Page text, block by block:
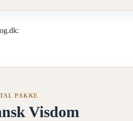
PAKKE
Visdom